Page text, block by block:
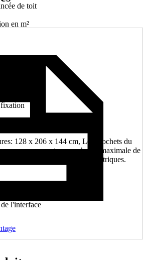
de toit
en m²
de la porte
de la neige
fixation
128 x 206 x 144 cm, Les crochets du
pour supporter une charge maximale de
donc également aux vélos électriques.
l'interface